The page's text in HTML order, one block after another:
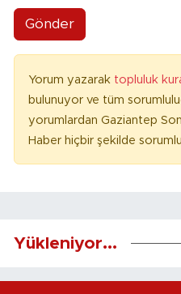
Gönder
Yorum yazarak topluluk
bulunuyor ve tüm
yorumlardan Gaziantep
Haber hiçbir şekilde
Yükleniyor...